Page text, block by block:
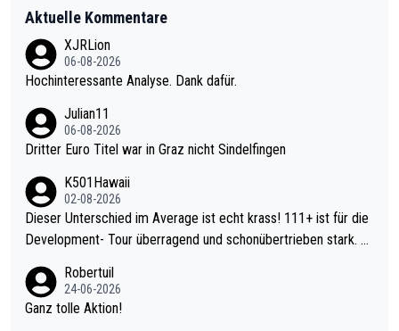
Aktuelle Kommentare
XJRLion
06-08-2026
Hochinteressante Analyse. Dank dafür.
Julian11
06-08-2026
Dritter Euro Titel war in Graz nicht Sindelfingen
K501Hawaii
02-08-2026
Dieser Unterschied im Average ist echt krass! 111+ ist für die
Development- Tour überragend und schonübertrieben stark. U
mal 40+ erst recht. Da gewinnst keinen Blumentopf - ist ja noc
h krasser wie ein Pokalspiel eines Kreisligisten vs einem Bund
Robertuil
24-06-2026
Ganz tolle Aktion!